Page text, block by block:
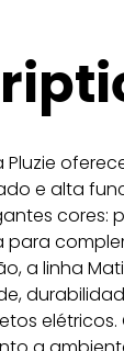
Pluzie
e alta
cores:
para
a linha